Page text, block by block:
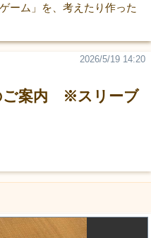
ーム」を、考えたり作った
ご案内 ※スリーブ
2026/5/19 14:20